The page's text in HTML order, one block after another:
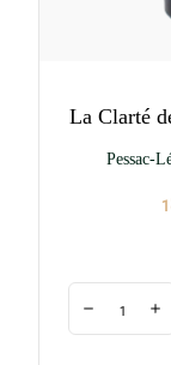
La Clarté
Pessac-
Diminuer